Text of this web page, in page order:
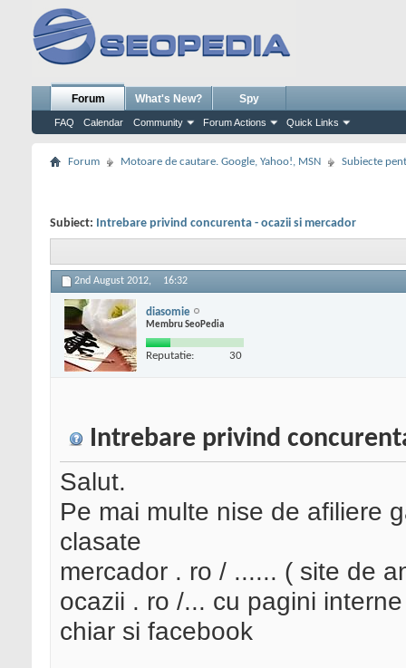
Forum
FAQ Calendar Community Forum Actions Quick Links
What's New? Spy
Forum Motoare de cautare. Google, Yahoo!, MSN Subiecte
Subiect: Intrebare privind concurenta - ocazii si mercador
2nd August 2012, 16:32
diasomie
Membru SeoPedia
Reputatie: 30
Intrebare privind
Salut.
Pe mai multe nise de afiliere
clasate
mercador . ro / ...... ( site de
ocazii . ro /... cu pagini interne
chiar si facebook